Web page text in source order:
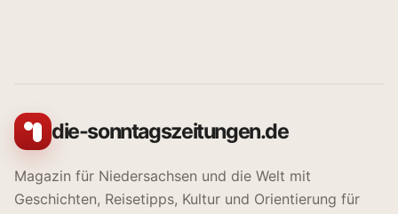
die-sonntagszeitungen.de
Magazin für Niedersachsen und die Welt mit
Geschichten, Reisetipps, Kultur und Orientierung für